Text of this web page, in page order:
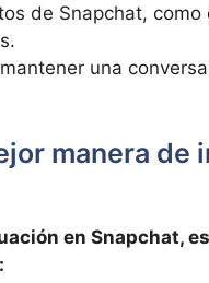
de Snapchat,
una
manera
en Snapchat,